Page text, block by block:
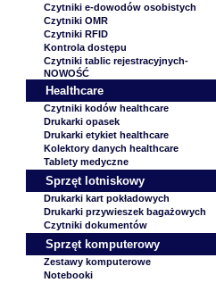
Czytniki e-dowodów osobistych
Czytniki OMR
Czytniki RFID
Kontrola dostępu
Czytniki tablic rejestracyjnych-
NOWOŚĆ
Healthcare
Czytniki kodów healthcare
Drukarki opasek
Drukarki etykiet healthcare
Kolektory danych healthcare
Tablety medyczne
Sprzęt lotniskowy
Drukarki kart pokładowych
Drukarki przywieszek bagażowych
Czytniki dokumentów
Sprzęt komputerowy
Zestawy komputerowe
Notebooki